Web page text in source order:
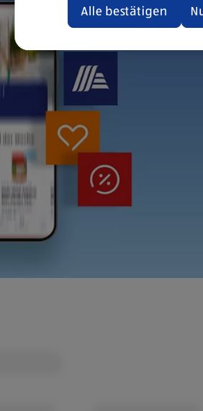
Datenschutzerklärung zur
Übersicht der
Alle bestätigen